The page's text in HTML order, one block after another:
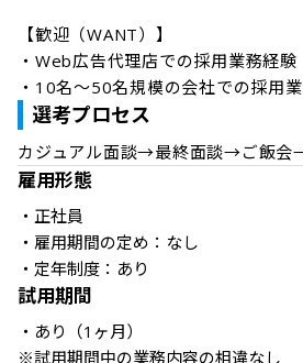
【歓迎（WANT）】
・Web広告代理店での採用業務経験
選考プロセス
雇用形態
・正社員
・雇用期間の定め：なし
・定年制度：あり
試用期間
・あり（1ヶ月）